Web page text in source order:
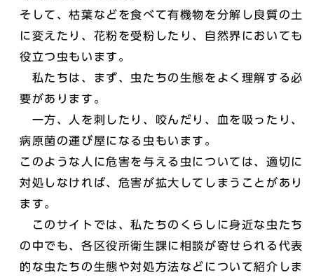
そして、枯葉などを食べて有機物を分解し良質の土
に変えたり、花粉を受粉したり、自然界においても
役立つ虫もいます。
私たちは、まず、虫たちの生態をよく理解する必
要があります。
一方、人を刺したり、咬んだり、血を吸ったり、
病原菌の運び屋になる虫もいます。
このような人に危害を与える虫については、適切に
対処しなければ、危害が拡大してしまうことがあり
ます。
このサイトでは、私たちのくらしに身近な虫たち
の中でも、各区役所衛生課に相談が寄せられる代表
的な虫たちの生態や対処方法などについて紹介しま